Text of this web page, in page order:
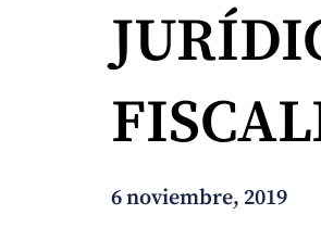
Equipo
Servicios
Noticias
6 noviembre, 2019